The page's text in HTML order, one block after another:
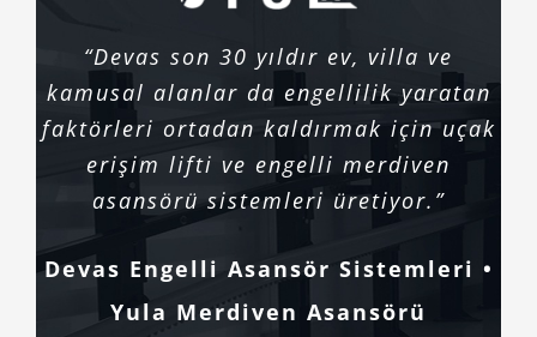
“Devas son 30 yıldır ev, villa ve
kamusal alanlar da engellilik yaratan
faktörleri ortadan kaldırmak için uçak
erişim lifti ve engelli merdiven
asansörü sistemleri üretiyor.”
Devas Engelli Asansör Sistemleri •
Yula Merdiven Asansörü